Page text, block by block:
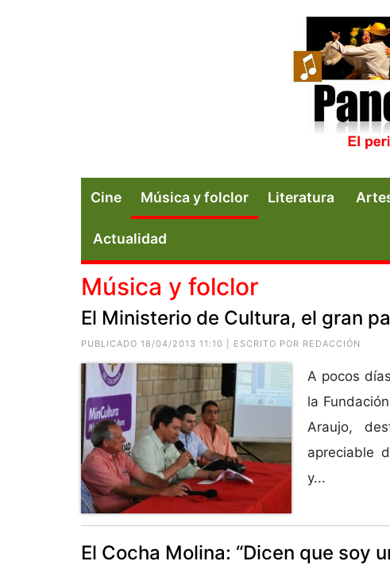
Cine Música y folclor Literatura
Actualidad
Música y folclor
El Ministerio de Cultura, el gran
PUBLICADO 18/04/2013 11:10 | ESCRITO POR REDACCIÓN
A pocos
la
Araujo,
apreciable
y...
El Cocha Molina: “Dicen que soy